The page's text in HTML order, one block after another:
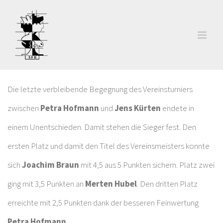
springen
Die letzte verbleibende Begegnung des Vereinsturniers
zwischen Petra Hofmann undJens Kürten endete in
einem Unentschieden. Damit stehen die Sieger fest. Den
ersten Platz und damit den Titel des Vereinsmeisters konnte
sichJoachim Braun mit 4,5 aus 5 Punkten sichern. Platz zwei
ging mit 3,5 Punkten an Merten Hubel. Den dritten Platz
erreichte mit 2,5 Punkten dank der besseren Feinwertung